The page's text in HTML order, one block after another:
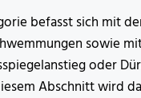
befasst sich mit
sowie
oder
Abschnitt wird